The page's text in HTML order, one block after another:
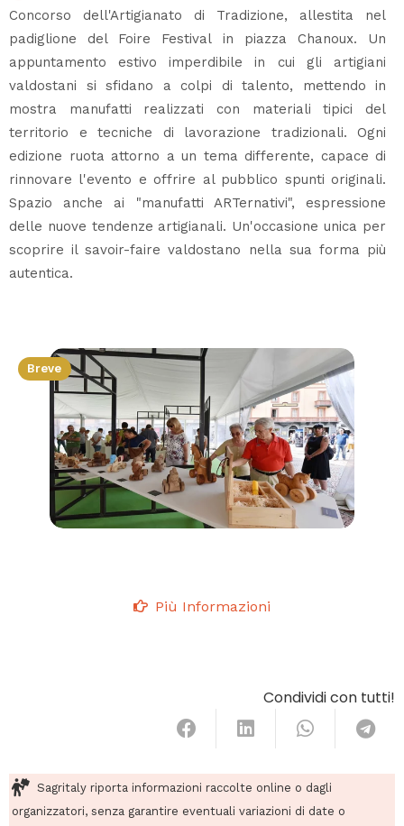
Concorso dell'Artigianato di Tradizione, allestita nel
padiglione del Foire Festival in piazza Chanoux. Un
appuntamento estivo imperdibile in cui gli artigiani
valdostani si sfidano a colpi di talento, mettendo in
mostra manufatti realizzati con materiali tipici del
territorio e tecniche di lavorazione tradizionali. Ogni
edizione ruota attorno a un tema differente, capace di
rinnovare l'evento e offrire al pubblico spunti originali.
Spazio anche ai "manufatti ARTernativi", espressione
delle nuove tendenze artigianali. Un'occasione unica per
scoprire il savoir-faire valdostano nella sua forma più
autentica.
Breve
Più Informazioni
Condividi con tutti!
Sagritaly riporta informazioni raccolte online o dagli
organizzatori, senza garantire eventuali variazioni di date o